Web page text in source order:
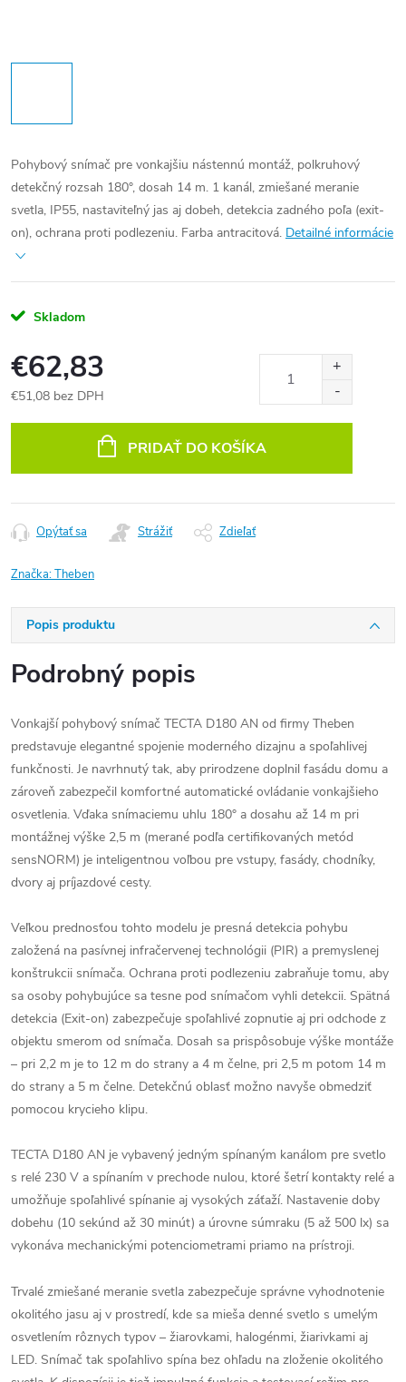
Pohybový snímač pre vonkajšiu nástennú montáž, polkruhový
detekčný rozsah 180°, dosah 14 m. 1 kanál, zmiešané meranie
svetla, IP55, nastaviteľný jas aj dobeh, detekcia zadného poľa (exit-
on), ochrana proti podlezeniu. Farba antracitová. Detailné informácie
Skladom
€62,83
€51,08 bez DPH
PRIDAŤ DO KOŠÍKA
Opýtať sa Strážiť Zdieľať
Značka:Theben
Popis produktu
Podrobný popis
Vonkajší pohybový snímač TECTA D180 AN od firmy Theben
predstavuje elegantné spojenie moderného dizajnu a spoľahlivej
funkčnosti. Je navrhnutý tak, aby prirodzene doplnil fasádu domu a
zároveň zabezpečil komfortné automatické ovládanie vonkajšieho
osvetlenia. Vďaka snímaciemu uhlu 180° a dosahu až 14 m pri
montážnej výške 2,5 m (merané podľa certifikovaných metód
sensNORM) je inteligentnou voľbou pre vstupy, fasády, chodníky,
dvory aj príjazdové cesty.
Veľkou prednosťou tohto modelu je presná detekcia pohybu
založená na pasívnej infračervenej technológii (PIR) a premyslenej
konštrukcii snímača. Ochrana proti podlezeniu zabraňuje tomu, aby
sa osoby pohybujúce sa tesne pod snímačom vyhli detekcii. Spätná
detekcia (Exit-on) zabezpečuje spoľahlivé zopnutie aj pri odchode z
objektu smerom od snímača. Dosah sa prispôsobuje výške montáže
– pri 2,2 m je to 12 m do strany a 4 m čelne, pri 2,5 m potom 14 m
do strany a 5 m čelne. Detekčnú oblasť možno navyše obmedziť
pomocou krycieho klipu.
TECTA D180 AN je vybavený jedným spínaným kanálom pre svetlo
s relé 230 V a spínaním v prechode nulou, ktoré šetrí kontakty relé a
umožňuje spoľahlivé spínanie aj vysokých záťaží. Nastavenie doby
dobehu (10 sekúnd až 30 minút) a úrovne súmraku (5 až 500 lx) sa
vykonáva mechanickými potenciometrami priamo na prístroji.
Trvalé zmiešané meranie svetla zabezpečuje správne vyhodnotenie
okolitého jasu aj v prostredí, kde sa mieša denné svetlo s umelým
osvetlením rôznych typov – žiarovkami, halogénmi, žiarivkami aj
LED. Snímač tak spoľahlivo spína bez ohľadu na zloženie okolitého